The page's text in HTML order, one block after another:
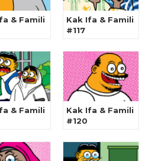
& Famili
Kak Ifa & Famili
#117
& Famili
Kak Ifa & Famili
#120